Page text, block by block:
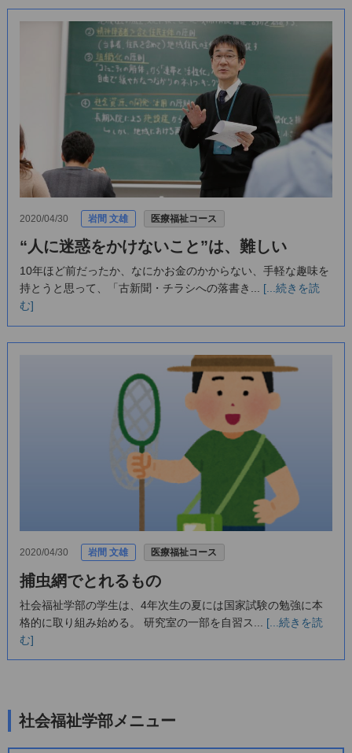
2020/04/30 岩間 文雄 医療福祉コース
“人に迷惑をかけないこと”は、難しい
10年ほど前だったか、なにかお金のかからない、手軽な趣味を
持とうと思って、「古新聞・チラシへの落書き... [...続きを読
む]
2020/04/30 岩間 文雄 医療福祉コース
捕虫網でとれるもの
社会福祉学部の学生は、4年次生の夏には国家試験の勉強に本
格的に取り組み始める。 研究室の一部を自習ス... [...続きを読
む]
社会福祉学部メニュー